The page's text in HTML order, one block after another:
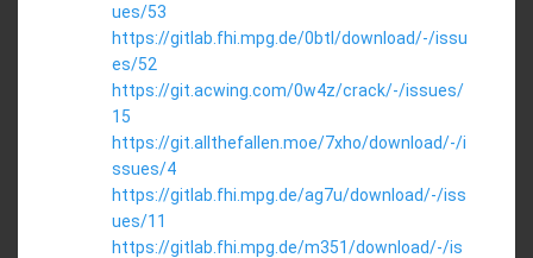
ues/53
https://gitlab.fhi.mpg.de/0btl/download/-/issu
es/52
https://git.acwing.com/0w4z/crack/-/issues/
15
https://git.allthefallen.moe/7xho/download/-/i
ssues/4
https://gitlab.fhi.mpg.de/ag7u/download/-/iss
ues/11
https://gitlab.fhi.mpg.de/m351/download/-/is